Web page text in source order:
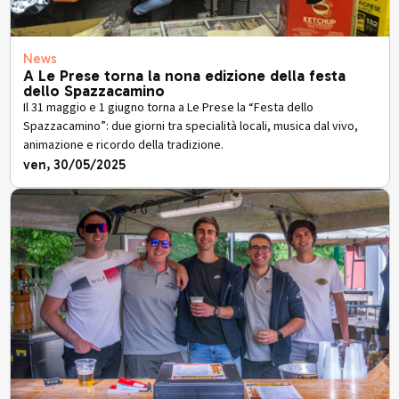
News
A Le Prese torna la nona edizione della festa
dello Spazzacamino
Il 31 maggio e 1 giugno torna a Le Prese la “Festa dello
Spazzacamino”: due giorni tra specialità locali, musica dal vivo,
animazione e ricordo della tradizione.
ven, 30/05/2025